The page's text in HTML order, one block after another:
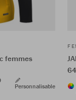
femmes
Personnalisable